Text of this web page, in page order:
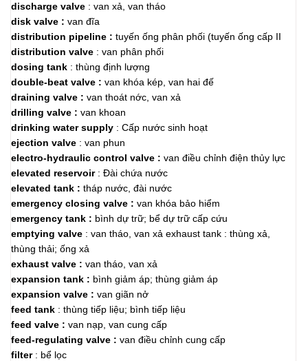
discharge valve : van xả, van tháo
disk valve : van đĩa
distribution pipeline : tuyến ống phân phối (tuyến ống cấp II
distribution valve: van phân phối
dosing tank : thùng định lượng
double-beat valve : van khóa kép, van hai đế
draining valve : van thoát nớc, van xả
drilling valve : van khoan
drinking water supply : Cấp nước sinh hoạt
ejection valve: van phun
electro-hydraulic control valve : van điều chỉnh điện thủy lực
elevated reservoir : Đài chứa nước
elevated tank : tháp nước, đài nước
emergency closing valve : van khóa bảo hiểm
emergency tank : bình dự trữ; bể dự trữ cấp cứu
emptying valve : van tháo, van xả exhaust tank : thùng xả,
thùng thải; ống xả
exhaust valve : van tháo, van xả
expansion tank : bình giảm áp; thùng giảm áp
expansion valve : van giãn nở
feed tank : thùng tiếp liệu; bình tiếp liệu
feed valve : van nạp, van cung cấp
feed-regulating valve : van điều chỉnh cung cấp
filter : bể lọc